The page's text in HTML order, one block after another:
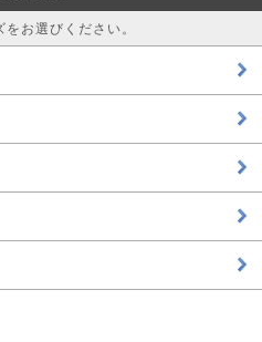
お選びください。